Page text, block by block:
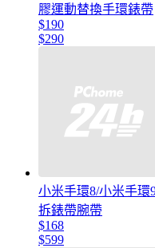
膠運動替換手環錶帶
$190
$290
小米手環8/小米手環
拆錶帶腕帶
$168
$599